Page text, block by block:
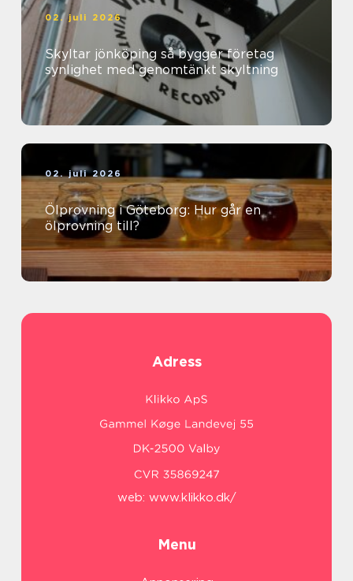
02. juli 2026
Skyltar jönköping så bygger företag
synlighet med genomtänkt skyltning
02. juli 2026
Ölprovning i Göteborg: Hur går en
ölprovning till?
Adress
web: www.klikko.dk/
Menu